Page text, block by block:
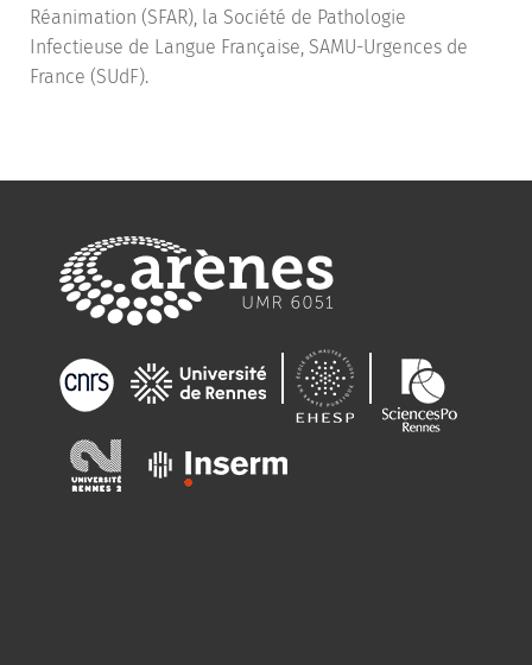
Réanimation (SFAR), la Société de Pathologie
Infectieuse de Langue Française, SAMU-Urgences de
France (SUdF).